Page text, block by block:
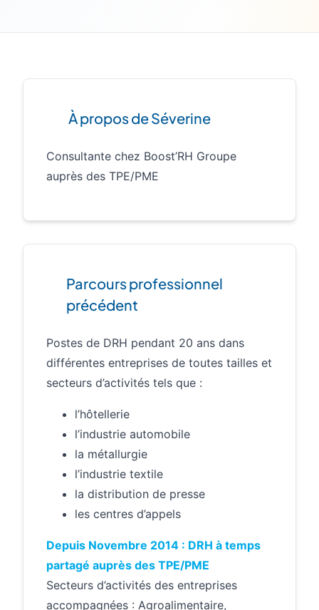
À propos de Séverine
Consultante chez Boost’RH Groupe
auprès des TPE/PME
Parcours professionnel
précédent
Postes de DRH pendant 20 ans dans
différentes entreprises de toutes tailles et
secteurs d’activités tels que :
l’hôtellerie
l’industrie automobile
la métallurgie
l’industrie textile
la distribution de presse
les centres d’appels
Depuis Novembre 2014 : DRH à temps
partagé auprès des TPE/PME
Secteurs d’activités des entreprises
accompagnées : Agroalimentaire,